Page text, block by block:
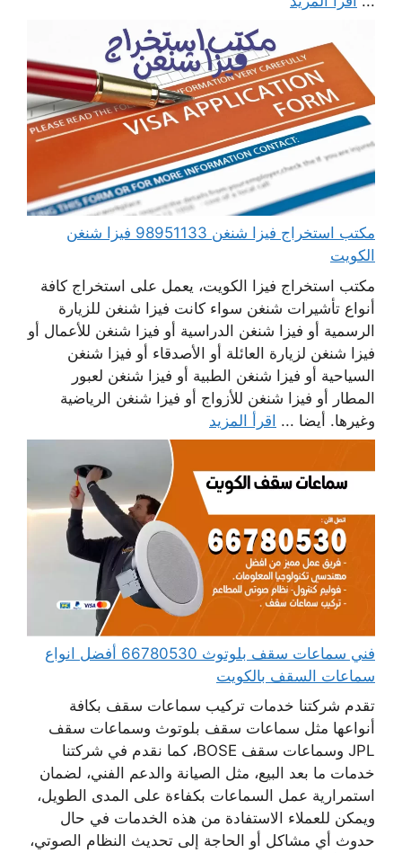
مكتب استخراج فيزا شنغن 98951133 فيزا شنغن
الكويت
مكتب استخراج فيزا الكويت، يعمل على استخراج كافة
أنواع تأشيرات شنغن سواء كانت فيزا شنغن للزيارة
الرسمية أو فيزا شنغن الدراسية أو فيزا شنغن للأعمال أو
فيزا شنغن لزيارة العائلة أو الأصدقاء أو فيزا شنغن
السياحية أو فيزا شنغن الطبية أو فيزا شنغن لعبور
المطار أو فيزا شنغن للأزواج أو فيزا شنغن الرياضية
وغيرها. أيضا ... اقرأ المزيد
فني سماعات سقف بلوتوث 66780530 أفضل انواع
سماعات السقف بالكويت
تقدم شركتنا خدمات تركيب سماعات سقف بكافة
أنواعها مثل سماعات سقف بلوتوث وسماعات سقف
JPL وسماعات سقف BOSE، كما نقدم في شركتنا
خدمات ما بعد البيع، مثل الصيانة والدعم الفني، لضمان
استمرارية عمل السماعات بكفاءة على المدى الطويل،
ويمكن للعملاء الاستفادة من هذه الخدمات في حال
حدوث أي مشاكل أو الحاجة إلى تحديث النظام الصوتي،